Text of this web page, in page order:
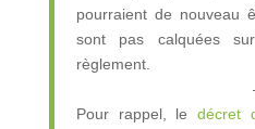
pourraient de nouveau
sont pas calquées
règlement.
Pour rappel, ledécret